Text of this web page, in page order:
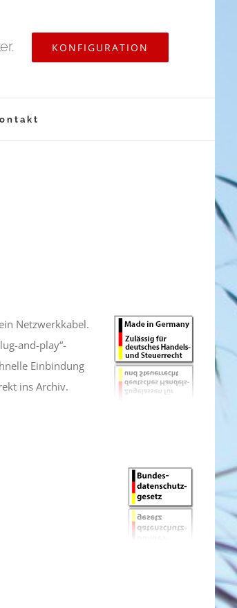
KONFIGURATION
Netzwerkkabel.
and-play“-
Einbindung
ins Archiv.